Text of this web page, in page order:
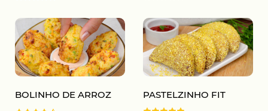
BOLINHO DE ARROZ PASTELZINHO FIT